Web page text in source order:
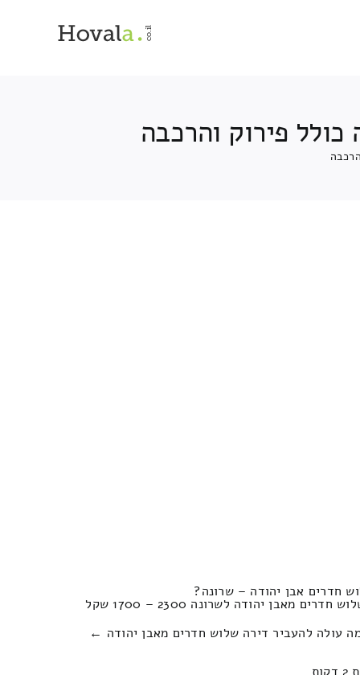
פירוק והרכבה
חדרים אבן יהודה – שרונה?
מאבן יהודה לשרונה 2300 – 1700 שקל
עולה להעביר דירה שלוש חדרים מאבן יהודה ←